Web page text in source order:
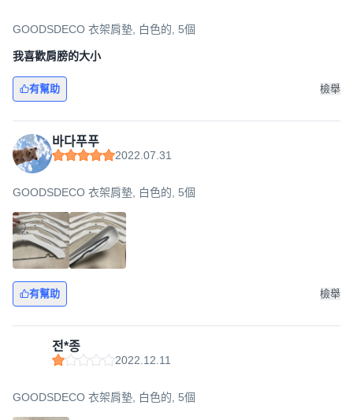
GOODSDECO 衣架肩墊, 白色的, 5個
我喜歡肩膀的大小
有幫助 檢舉
바다푸푸
2022.07.31
GOODSDECO 衣架肩墊, 白色的, 5個
有幫助 檢舉
전*종
2022.12.11
GOODSDECO 衣架肩墊, 白色的, 5個